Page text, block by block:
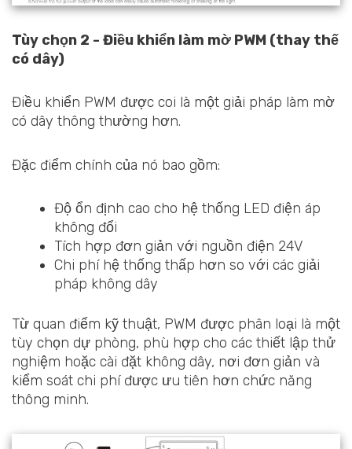
Tùy chọn 2 - Điều khiển làm mờ PWM (thay thế
có dây)
Điều khiển PWM được coi là một giải pháp làm mờ
có dây thông thường hơn.
Đặc điểm chính của nó bao gồm:
Độ ổn định cao cho hệ thống LED điện áp
không đổi
Tích hợp đơn giản với nguồn điện 24V
Chi phí hệ thống thấp hơn so với các giải
pháp không dây
Từ quan điểm kỹ thuật, PWM được phân loại là một
tùy chọn dự phòng, phù hợp cho các thiết lập thử
nghiệm hoặc cài đặt không dây, nơi đơn giản và
kiểm soát chi phí được ưu tiên hơn chức năng
thông minh.